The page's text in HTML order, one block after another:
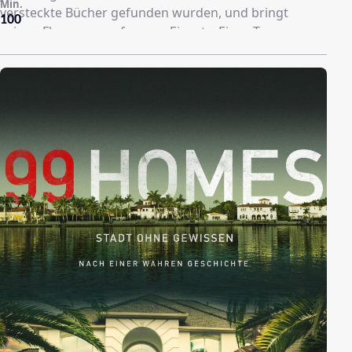
versteckte Bücher gefunden wurden, und bringt
seinen Flammenwerfer zum Einsatz. Eines Tages
nimmt Montag jedoch einige der Bücher, die er
eigentlich zerstören sollte, mit nach Hause und
Montag den Kontakt zu einer Rebellengruppe her, die
sich der Bewahrung der Literatur auf eine ganz
besondere Weise verschrieben hat.
100
Min.